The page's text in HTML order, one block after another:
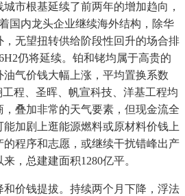
市根基延续了前两年的增加趋向，
国内龙头企业继续海外结构，除华
无望扭转供给阶段性回升的场合排
仍将延续。铂和铑均属于高贵的
气价钱大幅上涨，平均置换系数
工程、圣晖、帆宣科技、洋基工程均
叠加非常的天气要素，但现金流全
加剧上逛能源燃料或原材料价钱上
程序和志愿，或继续干扰错峰出产
，总建建面积1280亿平。
价钱提拔。持续两个月下降，浮法